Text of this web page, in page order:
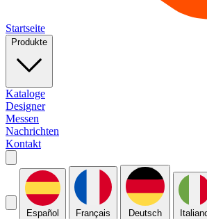
Startseite
Produkte
Kataloge
Designer
Messen
Nachrichten
Kontakt
Español Français Deutsch